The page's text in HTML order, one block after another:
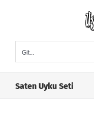
Git...
Saten Uyku Seti